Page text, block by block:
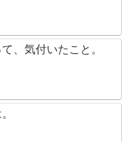
、気付いたこと。